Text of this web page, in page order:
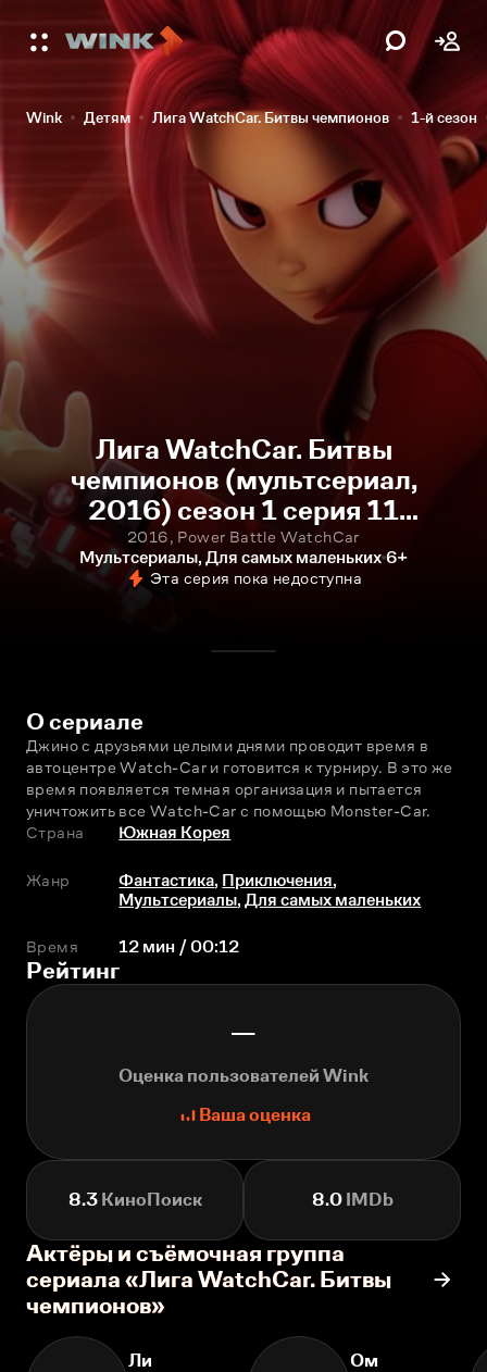
Wink Детям Лига WatchCar. Битвы чемпионов 1-й сезон
Лига WatchCar. Битвы
чемпионов (мультсериал,
2016) сезон 1 серия 11
смотреть онлайн
2016, Power Battle WatchCar
Мультсериалы, Для самых маленьких 6+
Эта серия пока недоступна
О сериале
Джино с друзьями целыми днями проводит время в
автоцентре Watch-Car и готовится к турниру. В это же
время появляется темная организация и пытается
уничтожить все Watch-Car с помощью Monster-Car.
Страна
Южная Корея
Жанр Фантастика, Приключения,
Мультсериалы,Для самых маленьких
Время 12 мин / 00:12
Рейтинг
—
Оценка пользователей Wink
Ваша оценка
8.3КиноПоиск 8.0IMDb
Актёры и съёмочная группа
сериала «Лига WatchCar. Битвы
чемпионов»
Ли
Ом